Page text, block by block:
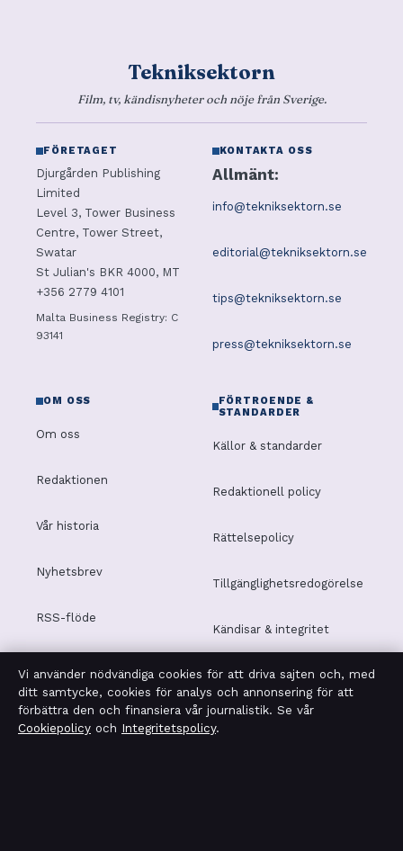
Tekniksektorn
Film, tv, kändisnyheter och nöje från Sverige.
FÖRETAGET
Djurgården Publishing
Limited
Level 3, Tower Business
Centre, Tower Street,
Swatar
St Julian's BKR 4000, MT
+356 2779 4101
Malta Business Registry: C
93141
KONTAKTA OSS
Allmänt:
info@tekniksektorn.se
editorial@tekniksektorn.se
tips@tekniksektorn.se
press@tekniksektorn.se
OM OSS
Om oss
Redaktionen
Vår historia
Nyhetsbrev
RSS-flöde
FÖRTROENDE &
STANDARDER
Källor & standarder
Redaktionell policy
Rättelsepolicy
Tillgänglighetsredogörelse
Kändisar & integritet
Integritetspolicy
Vi använder nödvändiga cookies för att driva sajten och, med
ditt samtycke, cookies för analys och annonsering för att
förbättra den och finansiera vår journalistik. Se vår
Cookiepolicy och Integritetspolicy.